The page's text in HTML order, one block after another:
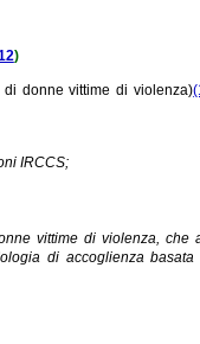
)
donne vittime di violenza)
IRCCS;
vittime di violenza, che
di accoglienza